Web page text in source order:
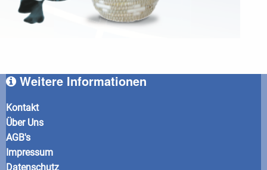
Weitere Informationen
Kontakt
Über Uns
AGB's
Impressum
Datenschutz